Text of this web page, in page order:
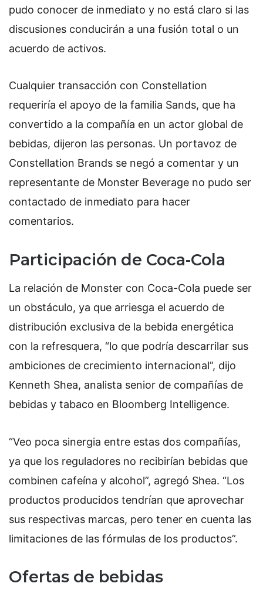
pudo conocer de inmediato y no está claro si las
discusiones conducirán a una fusión total o un
acuerdo de activos.
Cualquier transacción con Constellation
requeriría el apoyo de la familia Sands, que ha
convertido a la compañía en un actor global de
bebidas, dijeron las personas. Un portavoz de
Constellation Brands se negó a comentar y un
representante de Monster Beverage no pudo ser
contactado de inmediato para hacer
comentarios.
Participación de Coca-Cola
La relación de Monster con Coca-Cola puede ser
un obstáculo, ya que arriesga el acuerdo de
distribución exclusiva de la bebida energética
con la refresquera, “lo que podría descarrilar sus
ambiciones de crecimiento internacional”, dijo
Kenneth Shea, analista senior de compañías de
bebidas y tabaco en Bloomberg Intelligence.
“Veo poca sinergia entre estas dos compañías,
ya que los reguladores no recibirían bebidas que
combinen cafeína y alcohol”, agregó Shea. “Los
productos producidos tendrían que aprovechar
sus respectivas marcas, pero tener en cuenta las
limitaciones de las fórmulas de los productos”.
Ofertas de bebidas